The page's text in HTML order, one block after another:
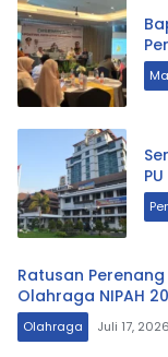
Ratusan
Olahraga NIPAH
Olahraga Juli 17, 2026